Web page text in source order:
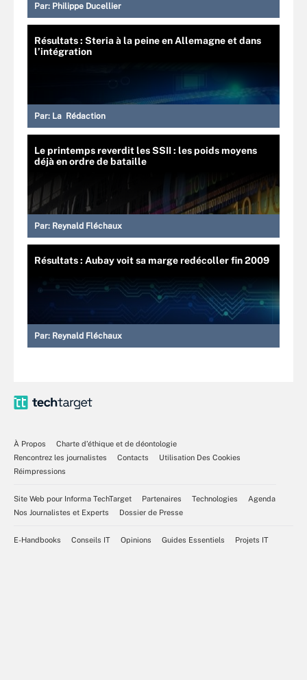
Par: Philippe Ducellier
Résultats : Steria à la peine en Allemagne et dans
l’intégration
Par: La Rédaction
Le printemps reverdit les SSII : les poids moyens
déjà en ordre de bataille
Par: Reynald Fléchaux
Résultats : Aubay voit sa marge redécoller fin 2009
Par: Reynald Fléchaux
À Propos
Charte d’éthique et de déontologie
Rencontrez les journalistes
Contacts
Utilisation Des Cookies
Réimpressions
Site Web pour Informa TechTarget Partenaires Technologies
Agenda
Nos Journalistes et Experts
Dossier de Presse
E-Handbooks Conseils IT Opinions Guides Essentiels Projets IT